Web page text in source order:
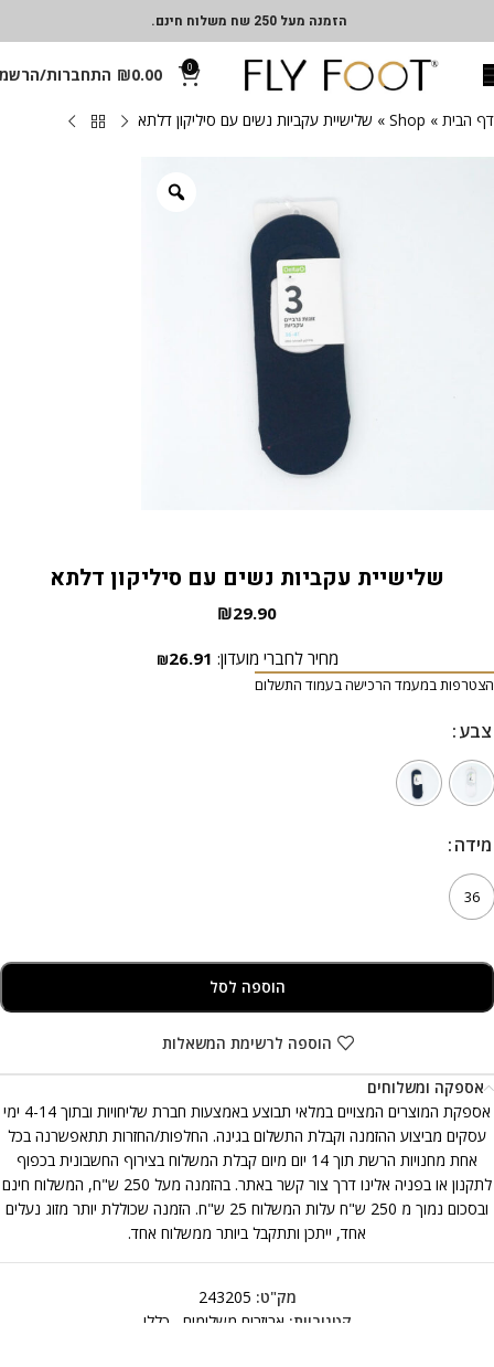
הזמנה מעל 250 שח משלוח חינם.
0
₪0.00 התחברות/
דף הבית »
Shop
» שלישיית עקביות נשים עם סיליקון דלתא
שלישיית עקביות נשים עם סיליקון דלתא
₪29.90
מחיר לחברי מועדון: ₪26.91
הצטרפות במעמד הרכישה בעמוד התשלום
צבע
צבע
מידה
מידה
36
הוספה לסל
הוספה לרשימת המשאלות
אספקה ומשלוחים
אספקת המוצרים המצויים במלאי תבוצע באמצעות חברת שליחויות ובתוך 4-14 ימי
עסקים מביצוע ההזמנה וקבלת התשלום בגינה. החלפות/החזרות תתאפשרנה בכל
אחת מחנויות הרשת תוך 14 יום מיום קבלת המשלוח בצירוף החשבונית בכפוף
לתקנון או בפניה אלינו דרך צור קשר באתר. בהזמנה מעל 250 ש"ח, המשלוח חינם
ובסכום נמוך מ 250 ש"ח עלות המשלוח 25 ש"ח. הזמנה שכוללת יותר מזוג נעלים
אחד, ייתכן ותתקבל ביותר ממשלוח אחד.
מק"ט: 243205
קטגוריות: אביזרים משלימים כללי